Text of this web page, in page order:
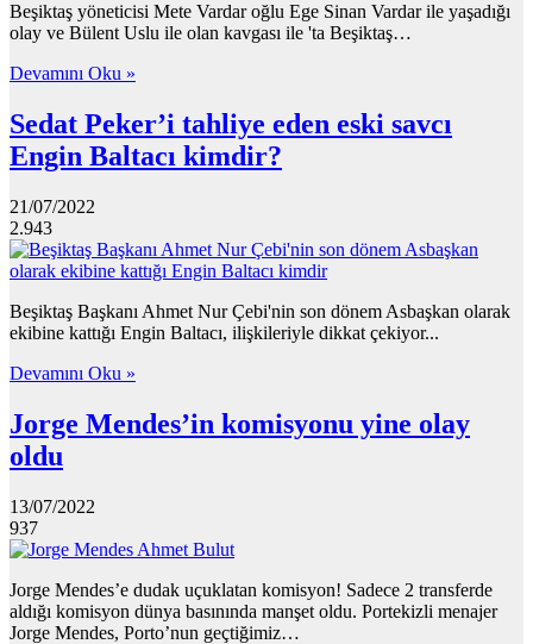
Beşiktaş yöneticisi Mete Vardar oğlu Ege Sinan Vardar ile yaşadığı
olay ve Bülent Uslu ile olan kavgası ile 'ta Beşiktaş…
Devamını Oku »
Sedat Peker’i tahliye eden eski savcı
Engin Baltacı kimdir?
21/07/2022
2.943
Beşiktaş Başkanı Ahmet Nur Çebi'nin son dönem Asbaşkan olarak
ekibine kattığı Engin Baltacı, ilişkileriyle dikkat çekiyor...
Devamını Oku »
Jorge Mendes’in komisyonu yine olay
oldu
13/07/2022
937
Jorge Mendes’e dudak uçuklatan komisyon! Sadece 2 transferde
aldığı komisyon dünya basınında manşet oldu. Portekizli menajer
Jorge Mendes, Porto’nun geçtiğimiz…